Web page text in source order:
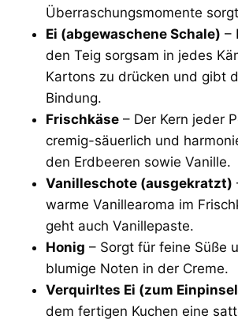
Überraschungsmomente
Ei (abgewaschene Schale) –
den Teig sorgsam in jedes
Kartons zu drücken und gibt
Bindung.
Frischkäse – Der Kern jeder
cremig-säuerlich und
den Erdbeeren sowie Vanille.
Vanilleschote (ausgekratzt)
warme Vanillearoma im
geht auch Vanillepaste.
Honig – Sorgt für feine Süße
blumige Noten in der Creme.
Verquirltes Ei (zum
dem fertigen Kuchen eine